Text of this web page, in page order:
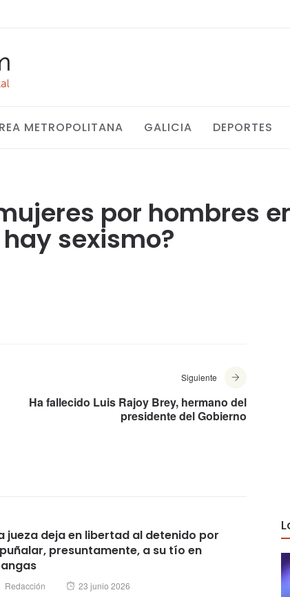
METROPOLITANA GALICIA DEPORTES
por hombres
sexismo?
Siguiente
Ha fallecido Luis Rajoy Brey, hermano del
presidente del Gobierno
jueza deja en libertad al detenido por
presuntamente, a su tío en
Author
Redacción
Posted
23 junio 2026